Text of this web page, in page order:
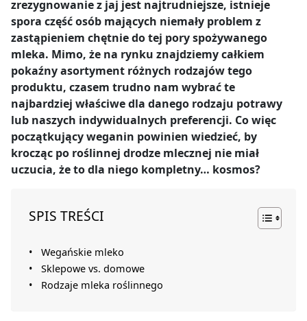
zrezygnowanie z jaj jest najtrudniejsze, istnieje
spora część osób mających niemały problem z
zastąpieniem chętnie do tej pory spożywanego
mleka. Mimo, że na rynku znajdziemy całkiem
pokaźny asortyment różnych rodzajów tego
produktu, czasem trudno nam wybrać te
najbardziej właściwe dla danego rodzaju potrawy
lub naszych indywidualnych preferencji. Co więc
początkujący weganin powinien wiedzieć, by
krocząc po roślinnej drodze mlecznej nie miał
uczucia, że to dla niego kompletny… kosmos?
SPIS TREŚCI
Wegańskie mleko
Sklepowe vs. domowe
Rodzaje mleka roślinnego